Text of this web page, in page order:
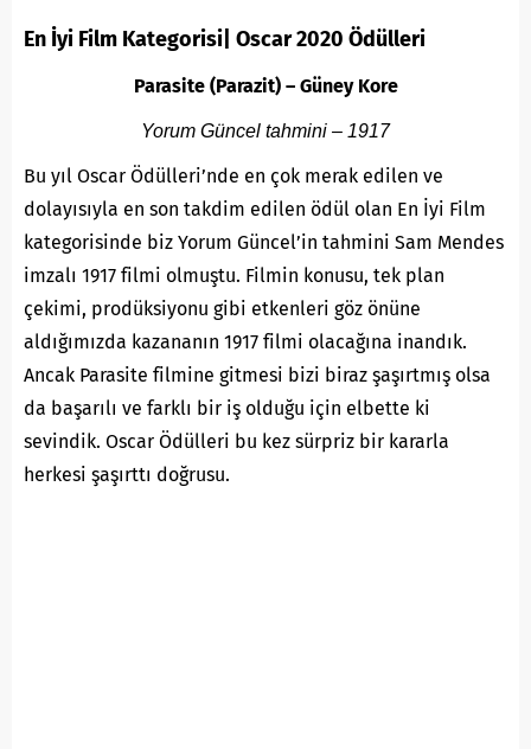
En İyi Film Kategorisi| Oscar 2020 Ödülleri
Parasite (Parazit) – Güney Kore
Yorum Güncel tahmini – 1917
Bu yıl Oscar Ödülleri’nde en çok merak edilen ve
dolayısıyla en son takdim edilen ödül olan En İyi Film
kategorisinde biz Yorum Güncel’in tahmini Sam Mendes
imzalı 1917 filmi olmuştu. Filmin konusu, tek plan
çekimi, prodüksiyonu gibi etkenleri göz önüne
aldığımızda kazananın 1917 filmi olacağına inandık.
Ancak Parasite filmine gitmesi bizi biraz şaşırtmış olsa
da başarılı ve farklı bir iş olduğu için elbette ki
sevindik. Oscar Ödülleri bu kez sürpriz bir kararla
herkesi şaşırttı doğrusu.